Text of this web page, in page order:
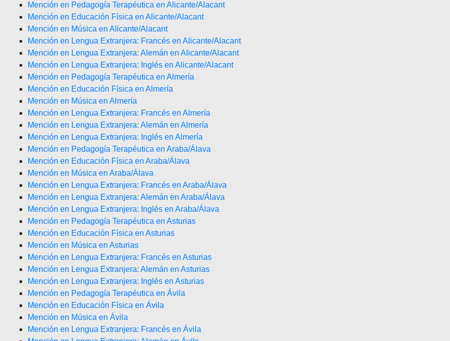
Mención en Pedagogía Terapéutica en Alicante/Alacant
Mención en Educación Física en Alicante/Alacant
Mención en Música en Alicante/Alacant
Mención en Lengua Extranjera: Francés en Alicante/Alacant
Mención en Lengua Extranjera: Alemán en Alicante/Alacant
Mención en Lengua Extranjera: Inglés en Alicante/Alacant
Mención en Pedagogía Terapéutica en Almería
Mención en Educación Física en Almería
Mención en Música en Almería
Mención en Lengua Extranjera: Francés en Almería
Mención en Lengua Extranjera: Alemán en Almería
Mención en Lengua Extranjera: Inglés en Almería
Mención en Pedagogía Terapéutica en Araba/Álava
Mención en Educación Física en Araba/Álava
Mención en Música en Araba/Álava
Mención en Lengua Extranjera: Francés en Araba/Álava
Mención en Lengua Extranjera: Alemán en Araba/Álava
Mención en Lengua Extranjera: Inglés en Araba/Álava
Mención en Pedagogía Terapéutica en Asturias
Mención en Educación Física en Asturias
Mención en Música en Asturias
Mención en Lengua Extranjera: Francés en Asturias
Mención en Lengua Extranjera: Alemán en Asturias
Mención en Lengua Extranjera: Inglés en Asturias
Mención en Pedagogía Terapéutica en Ávila
Mención en Educación Física en Ávila
Mención en Música en Ávila
Mención en Lengua Extranjera: Francés en Ávila